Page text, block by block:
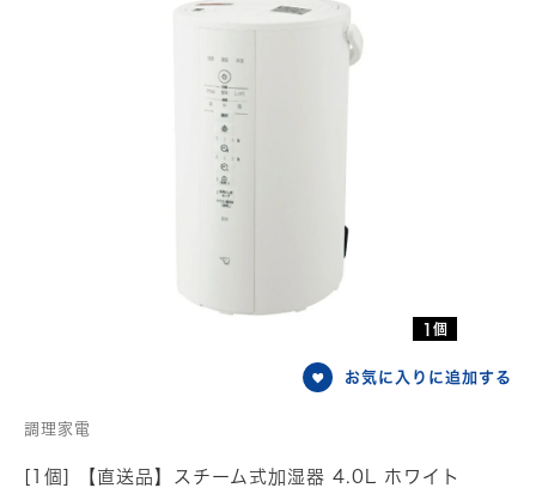
1個
お気に入りに追加する
調理家電
[1個] 【直送品】スチーム式加湿器 4.0L ホワイト